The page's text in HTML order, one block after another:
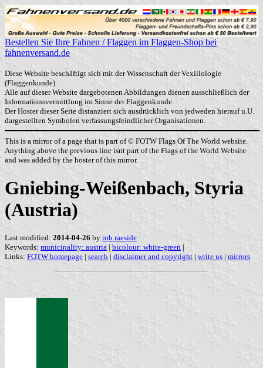
Bestellen Sie Ihre Fahnen / Flaggen im Flaggen-Shop bei
fahnenversand.de
Diese Website beschäftigt sich mit der Wissenschaft der Vexillologie
(Flaggenkunde).
Alle auf dieser Website dargebotenen Abbildungen dienen ausschließlich der
Informationsvermittlung im Sinne der Flaggenkunde.
Der Hoster dieser Seite distanziert sich ausdrücklich von jedweden hierauf u.U.
dargestellten Symbolen verfassungsfeindlicher Organisationen.
This is a mirror of a page that is part of © FOTW Flags Of The World website.
Anything above the previous line isnt part of the Flags of the World Website
and was added by the hoster of this mirror.
Gniebing-Weißenbach, Styria
(Austria)
Last modified: 2014-04-26 by rob raeside
Keywords: municipality: austria | bicolour: white-green |
Links: FOTW homepage | search | disclaimer and copyright | write us | mirrors